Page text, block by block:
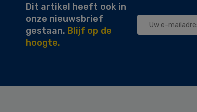
Dit artikel heeft ook in
onze nieuwsbrief
gestaan. Blijf op de
hoogte.